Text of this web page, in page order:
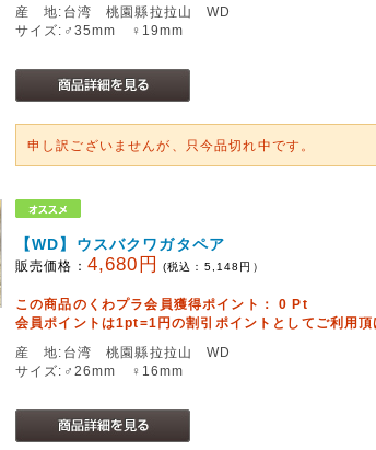
産 地:台湾 桃園縣拉拉山 WD
サイズ:♂35mm ♀19mm
申し訳ございませんが、只今品切れ中です。
【WD】ウスバクワガタペア
販売価格： 4,680円 (税込： 5,148 円）
この商品のくわプラ会員獲得ポイント：0 Pt
会員ポイントは1pt=1円の割引ポイントとしてご利用頂
産 地:台湾 桃園縣拉拉山 WD
サイズ:♂26mm ♀16mm